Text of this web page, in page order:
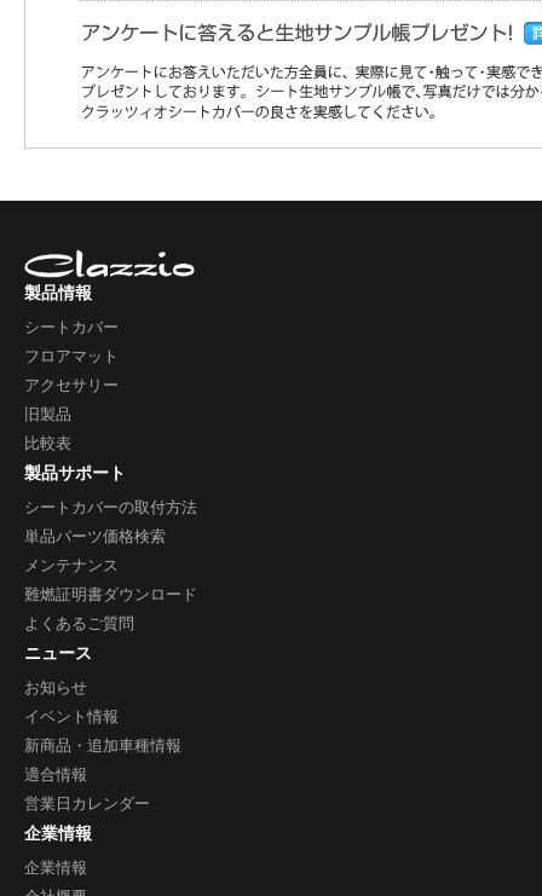
製品情報
シートカバー
フロアマット
アクセサリー
旧製品
比較表
製品サポート
シートカバーの取付方法
単品パーツ価格検索
メンテナンス
難燃証明書ダウンロード
よくあるご質問
ニュース
お知らせ
イベント情報
新商品・追加車種情報
適合情報
営業日カレンダー
企業情報
企業情報